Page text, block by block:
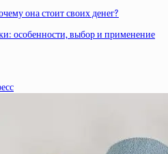
она стоит своих денег?
особенности, выбор и применение